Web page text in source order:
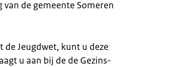
de gemeente Someren
Jeugdwet, kunt u deze
u aan bij de de Gezins-